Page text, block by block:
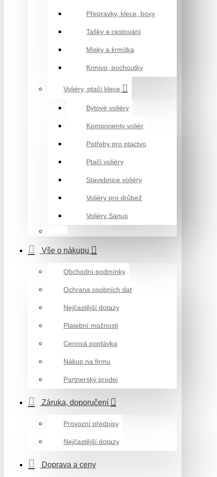
Přepravky, klece, boxy
Tašky a cestování
Misky a krmítka
Krmivo, pochoutky
Voliéry, ptačí klece
Bytové voliéry
Komponenty voliér
Potřeby pro ptactvo
Ptačí voliéry
Stavebnice voliéry
Voliéry pro drůbež
Voliéry Sanus
Vše o nákupu
Obchodní podmínky
Ochrana osobních dat
Nejčastější dotazy
Platební možnosti
Cenová poptávka
Nákup na firmu
Partnerský prodej
Záruka, doporučení
Provozní předpisy
Nejčastější dotazy
Doprava a ceny